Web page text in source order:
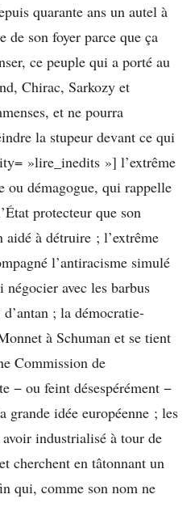
quarante ans un autel à
de son foyer parce que ça
ce peuple qui a porté au
Chirac, Sarkozy et
et ne pourra
la stupeur devant ce qui
»lire_inedits »] l’extrême
ou démagogue, qui rappelle
protecteur que son
à détruire ; l’extrême
l’antiracisme simulé
négocier avec les barbus
; la démocratie-
à Schuman et se tient
Commission de
− ou feint désespérément −
grande idée européenne ; les
industrialisé à tour de
cherchent en tâtonnant un
qui, comme son nom ne